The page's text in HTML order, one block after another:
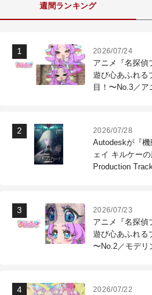
週間ランキング
2026/07/24
アニメ『名探偵
遊び心あふれる
目！〜No.3／ア
2026/07/28
Autodeskが『
ェイ キルケー
Production
2026/07/23
アニメ『名探偵
遊び心あふれる
〜No.2／モデリ
2026/07/22